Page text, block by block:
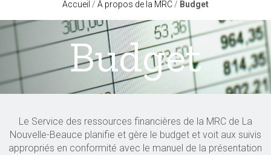
Accueil / À propos de la MRC/ Budget
Budget
Le Service des ressources financières de la MRC de La
Nouvelle-Beauce planifie et gère le budget et voit aux suivis
appropriés en conformité avec le manuel de la présentation